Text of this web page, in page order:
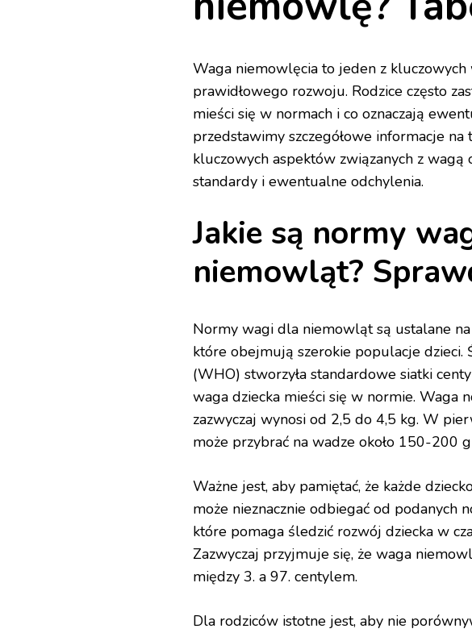
Waga niemowlęcia to jeden z
prawidłowego rozwoju. Rodzice często
mieści się w normach i co oznaczają
przedstawimy szczegółowe informacje
kluczowych aspektów związanych z
standardy i ewentualne odchylenia.
Jakie są normy
niemowląt?
Normy wagi dla niemowląt są ustalane
które obejmują szerokie populacje dzieci.
(WHO) stworzyła standardowe siatki
waga dziecka mieści się w normie. Waga
zazwyczaj wynosi od 2,5 do 4,5 kg. W
może przybrać na wadze około 150-200
Ważne jest, aby pamiętać, że każde
może nieznacznie odbiegać od podanych
które pomaga śledzić rozwój dziecka w
Zazwyczaj przyjmuje się, że waga
między 3. a 97. centylem.
Dla rodziców istotne jest, aby nie